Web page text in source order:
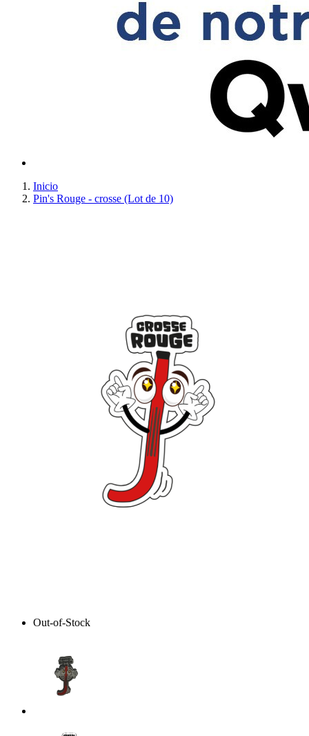
Inicio
Pin's Rouge - crosse (Lot de 10)
Out-of-Stock